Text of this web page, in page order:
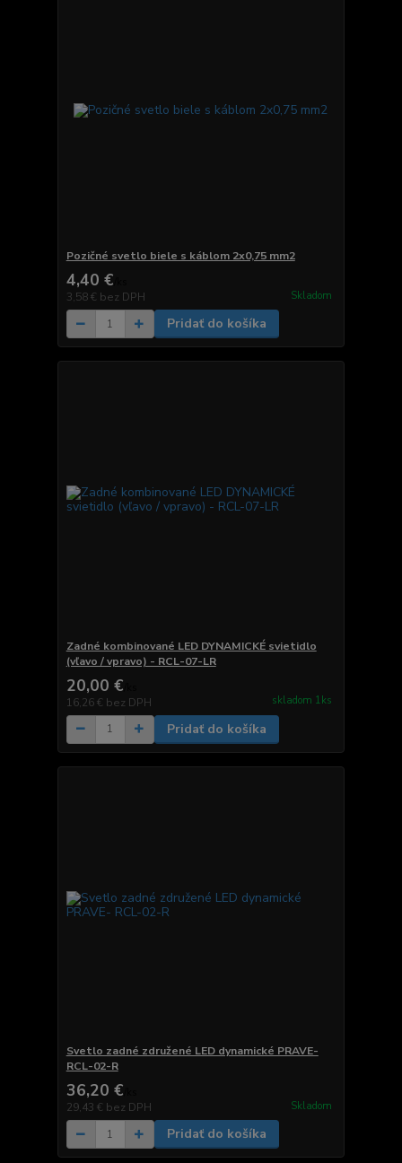
Pozičné svetlo biele s káblom 2x0,75 mm2
4,40 €
3,58 € bez DPH Skladom
Pridať do košíka
Zadné kombinované LED DYNAMICKÉ svietidlo
(vľavo / vpravo) - RCL-07-LR
20,00 €
16,26 € bez DPH skladom 1ks
Pridať do košíka
Svetlo zadné združené LED dynamické PRAVE-
RCL-02-R
36,20 €
29,43 € bez DPH Skladom
Pridať do košíka